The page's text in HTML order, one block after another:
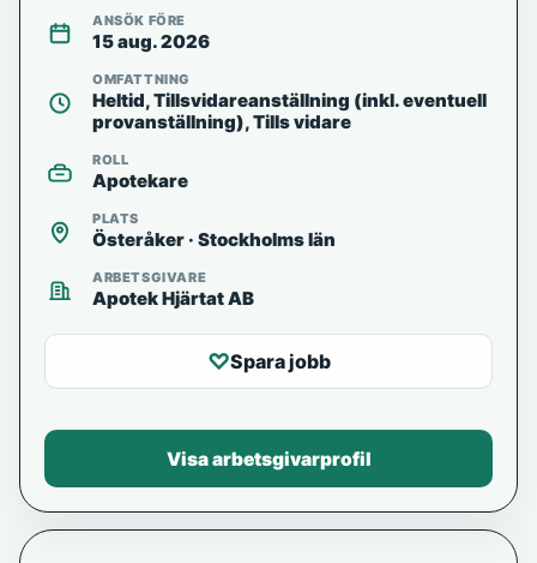
ANSÖK FÖRE
15 aug. 2026
OMFATTNING
Heltid, Tillsvidareanställning (inkl. eventuell
provanställning), Tills vidare
ROLL
Apotekare
PLATS
Österåker · Stockholms län
ARBETSGIVARE
Apotek Hjärtat AB
♡Spara jobb
Visa arbetsgivarprofil